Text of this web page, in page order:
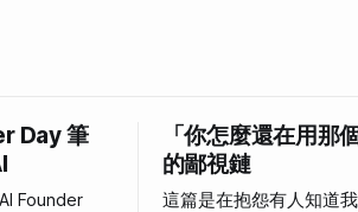
Day 筆
Founder
「你怎麼還在用那
的鄙視鏈
這篇是在抱怨有人知道